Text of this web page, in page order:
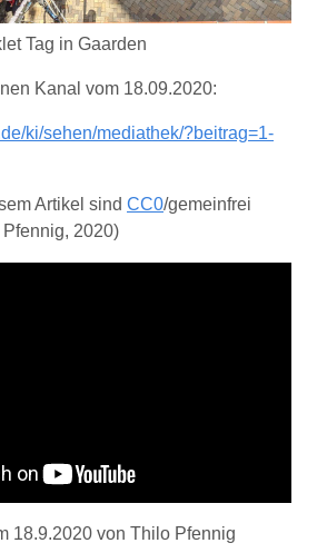
Tag in Gaarden
Kanal vom 18.09.2020:
ki/sehen/mediathek/?beitrag=1-
Artikel sind CC0/gemeinfrei
2020)
18.9.2020 von Thilo Pfennig